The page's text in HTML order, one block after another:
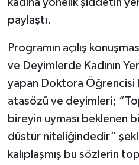
paylaştı.
Programın açılış
ve Deyimlerde Kadının
yapan Doktora Öğrencisi
atasözü ve deyimleri;
bireyin uyması beklenen
düstur niteliğindedir”
kalıplaşmış bu sözlerin